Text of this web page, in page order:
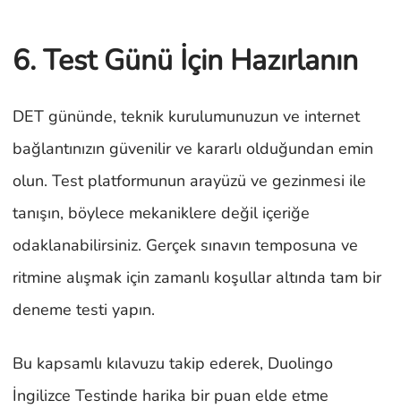
6. Test Günü İçin Hazırlanın
DET gününde, teknik kurulumunuzun ve internet
bağlantınızın güvenilir ve kararlı olduğundan emin
olun. Test platformunun arayüzü ve gezinmesi ile
tanışın, böylece mekaniklere değil içeriğe
odaklanabilirsiniz. Gerçek sınavın temposuna ve
ritmine alışmak için zamanlı koşullar altında tam bir
deneme testi yapın.
Bu kapsamlı kılavuzu takip ederek, Duolingo
İngilizce Testinde harika bir puan elde etme